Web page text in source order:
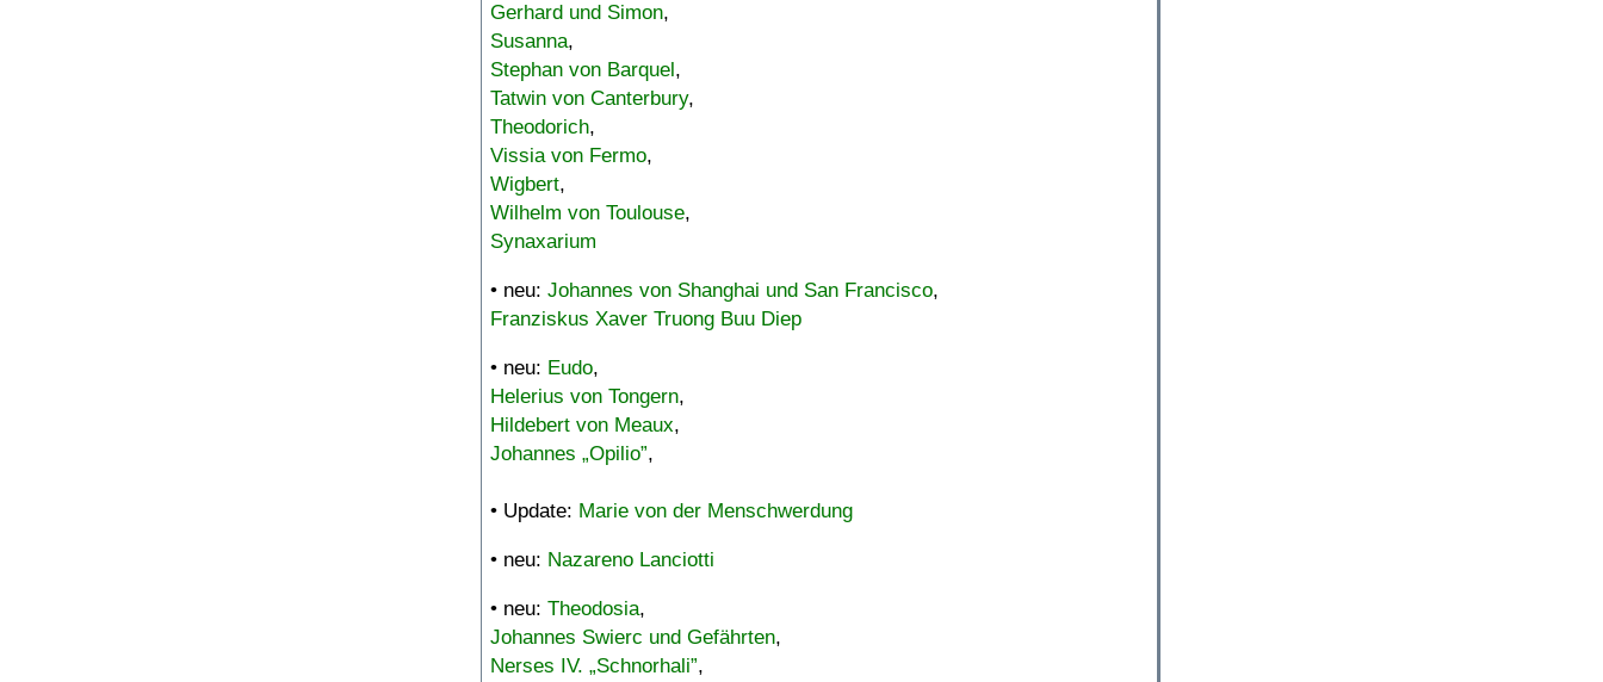
Gerhard und Simon,
Susanna,
Stephan von Barquel,
Tatwin von Canterbury,
Theodorich,
Vissia von Fermo,
Wigbert,
Wilhelm von Toulouse,
Synaxarium
• neu: Johannes von Shanghai und San Francisco,
Franziskus Xaver Truong Buu Diep
• neu: Eudo,
Helerius von Tongern,
Hildebert von Meaux,
Johannes „Opilio”,
• Update: Marie von der Menschwerdung
• neu: Nazareno Lanciotti
• neu: Theodosia,
Johannes Swierc und Gefährten,
Nerses IV. „Schnorhali”,